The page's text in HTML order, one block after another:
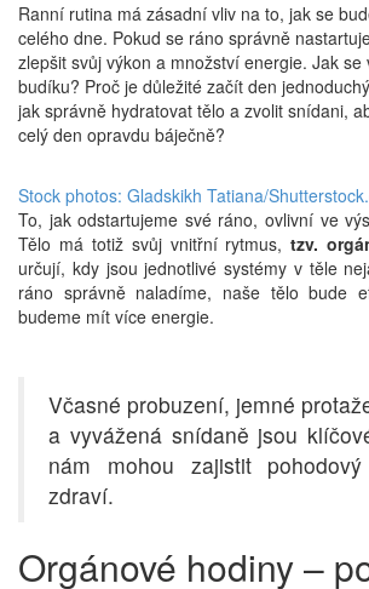
Ranní rutina má zásadní vliv na to, jak se
celého dne. Pokud se ráno správně
zlepšit svůj výkon a množství energie. Jak
budíku? Proč je důležité začít den
jak správně hydratovat tělo a zvolit snídani,
celý den opravdu báječně?
Stock photos: Gladskikh Tatiana/
To, jak odstartujeme své ráno, ovlivní ve
Tělo má totiž svůj vnitřní rytmus,tzv.
určují, kdy jsou jednotlivé systémy v těle
ráno správně naladíme, naše tělo bude
budeme mít více energie.
Včasné probuzení, jemné
a vyvážená snídaně jsou
nám mohou zajistit
zdraví.
Orgánové hodiny –